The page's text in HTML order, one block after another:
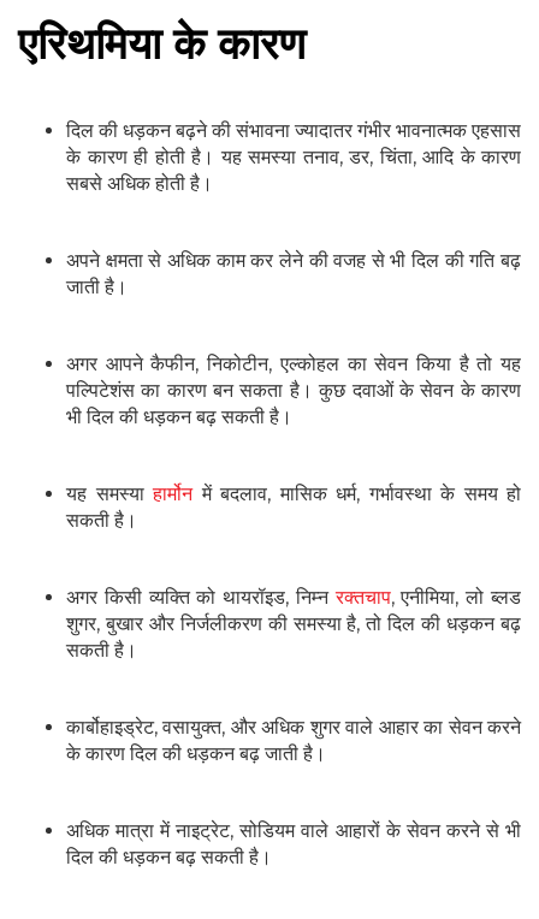
एरिथमिया के कारण
दिल की धड़कन बढ़ने की संभावना ज्यादातर गंभीर भावनात्‍मक एहसास
के कारण ही होती है। यह समस्या तनाव, डर, चिंता, आदि के कारण
सबसे अधिक होती है।
अपने क्षमता से अधिक काम कर लेने की वजह से भी दिल की गति बढ़
जाती है।
अगर आपने कैफीन, निकोटीन, एल्‍कोहल का सेवन किया है तो यह
पल्पिटेशंस का कारण बन सकता है। कुछ दवाओं के सेवन के कारण
भी दिल की धड़कन बढ़ सकती है।
यह समस्‍याहार्मोनमें बदलाव, मासिक धर्म, गर्भावस्‍था के समय हो
सकती है।
अगर किसी व्यक्ति को थायरॉइड, निम्‍नरक्‍तचाप, एनीमिया, लो ब्‍लड
शुगर, बुखार और निर्जलीकरण की समस्या है, तो दिल की धड़कन बढ़
सकती है।
कार्बोहाइड्रेट, वसायुक्‍त, और अधिक शुगर वाले आहार का सेवन करने
के कारण दिल की धड़कन बढ़ जाती है।
अधिक मात्रा में नाइट्रेट, सोडियम वाले आहारों के सेवन करने से भी
दिल की धड़कन बढ़ सकती है।